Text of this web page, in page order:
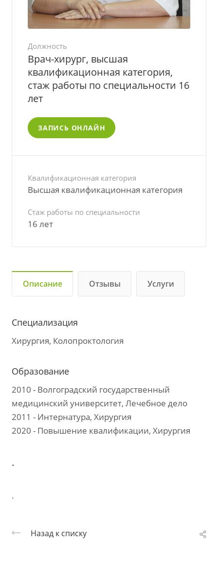
Должность
Врач-хирург, высшая
квалификационная категория,
стаж работы по специальности 16
лет
ЗАПИСЬ ОНЛАЙН
Квалификационная категория
Высшая квалификационная категория
Стаж работы по специальности
16 лет
Описание Отзывы Услуги
Специализация
Хирургия, Колопроктология
Образование
2010 - Волгоградский государственный
медицинский университет, Лечебное дело
2011 - Интернатура, Хирургия
2020 - Повышение квалификации, Хирургия
.
.
Назад к списку